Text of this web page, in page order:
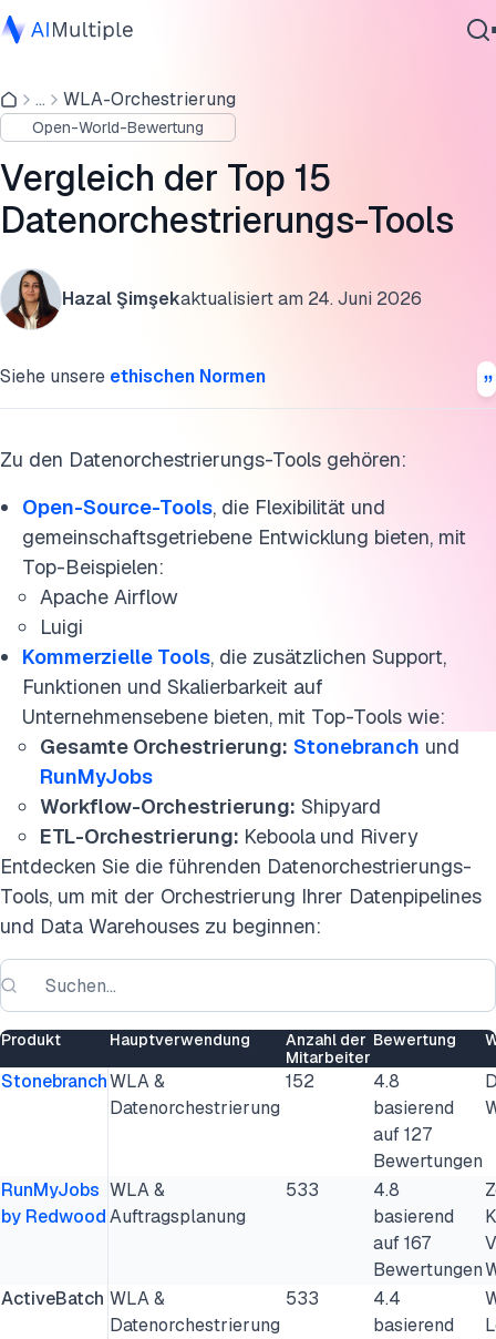
Agentische KI
Cybersicherheit
Daten
Unternehmenssoftware
Dienstleistungen
... WLA-Orchestrierung
Open-World-Bewertung
Vergleich der Top 15
Datenorchestrierungs-Tools
Hazal Şimşekaktualisiert am 24. Juni 2026
Siehe unsere ethischen Normen
Zu den Datenorchestrierungs-Tools gehören:
Open-Source-Tools, die Flexibilität und
gemeinschaftsgetriebene Entwicklung bieten, mit
Top-Beispielen:
Apache Airflow
Luigi
Kommerzielle Tools, die zusätzlichen Support,
Funktionen und Skalierbarkeit auf
Unternehmensebene bieten, mit Top-Tools wie:
Gesamte Orchestrierung: Stonebranch und
RunMyJobs
Workflow-Orchestrierung: Shipyard
ETL-Orchestrierung: Keboola und Rivery
Entdecken Sie die führenden Datenorchestrierungs-
Tools, um mit der Orchestrierung Ihrer Datenpipelines
und Data Warehouses zu beginnen:
Produkt Hauptverwendung
Anzahl der
Mitarbeiter
Bewertung
StonebranchWLA &
Datenorchestrierung
152
4.8
basierend
auf 127
Bewertungen
RunMyJobs
by Redwood
WLA &
Auftragsplanung
533
4.8
basierend
auf 167
Bewertungen
ActiveBatch WLA &
Datenorchestrierung
533
4.4
basierend
Open-Source-Datenorchestrierungs-Tools
Auswahlkriterien für Datenorchestrierungs-Tools
Was ist Datenorchestrierung?
Was ist ETL-Orchestrierung?
Datenorchestrierung vs. ETL-Orchestrierungs-Tools
FAQs